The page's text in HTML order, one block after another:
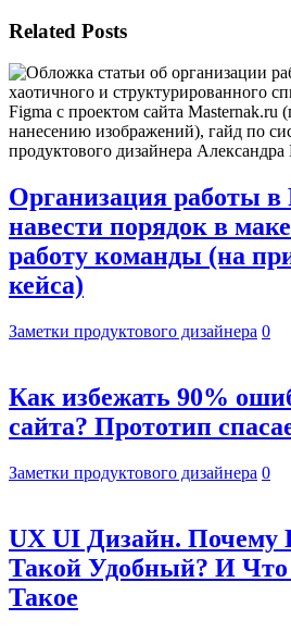
Related Posts
Организация работы в
навести порядок в
работу команды (на
кейса)
Заметки продуктового дизайнера 0
Как избежать 90%
сайта? Прототип
Заметки продуктового дизайнера 0
UX UI Дизайн. Почему
Такой Удобный? И
Такое